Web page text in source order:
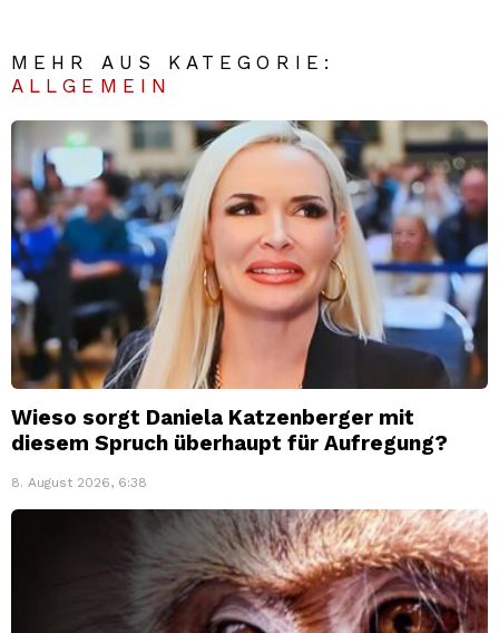
MEHR AUS KATEGORIE:
ALLGEMEIN
Wieso sorgt Daniela Katzenberger mit
diesem Spruch überhaupt für Aufregung?
8. August 2026, 6:38